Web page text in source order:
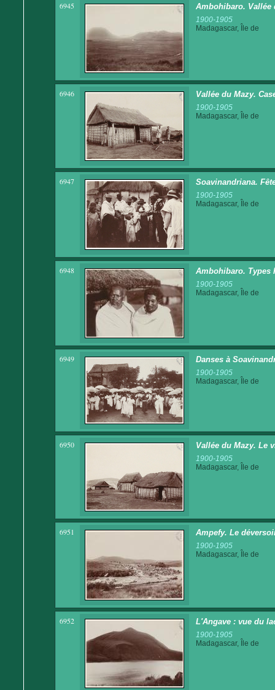
6945 Ambohibaro. Vallée
1900-1905
Madagascar, Île de
6946 Vallée du Mazy.
1900-1905
Madagascar, Île de
6947 Soavinandriana.
1900-1905
Madagascar, Île de
6948 Ambohibaro. Types
1900-1905
Madagascar, Île de
6949 Danses à
1900-1905
Madagascar, Île de
6950 Vallée du Mazy. Le
1900-1905
Madagascar, Île de
6951 Ampefy. Le
1900-1905
Madagascar, Île de
6952 L'Angave : vue du
1900-1905
Madagascar, Île de